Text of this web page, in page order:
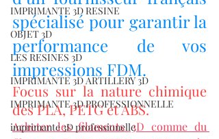
IMPRIMANTE 3D RESINE
OBJET 3D
LES RESINES 3D
IMPRIMANTE 3D ARTILLERY 3D
IMPRIMANTE 3D PROFESSIONNELLE
imprimante 3D professionelle
spécialisé pour garantir la
performance de vos
impressions FDM.
Focus sur la nature chimique
des PLA, PETG et ABS.
Acheter les filaments 3D comme du